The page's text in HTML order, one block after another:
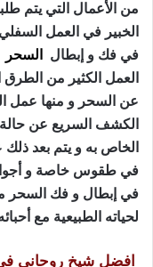
من الأعمال التي يتم
الخبير في العمل
في فك و إبطال
السحر
العمل الكثير من
عن السحر و منها عمل
الكشف السريع عن
الخاص به و يتم بعد ذلك
في طقوس خاصة و أجواء
في إبطال و فك السحر
لحياته الطبيعية مع
افضل شيخ روحاني